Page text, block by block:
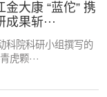
大康 “蓝佗” 携
果斩···
科院科研小组撰写的
虎颗···